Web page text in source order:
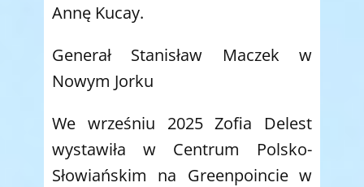
Annę Kucay.
Generał Stanisław Maczek w
Nowym Jorku
We wrześniu 2025 Zofia Delest
wystawiła w Centrum Polsko-
Słowiańskim na Greenpoincie w